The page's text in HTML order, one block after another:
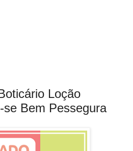
Loção
se Bem Pessegura